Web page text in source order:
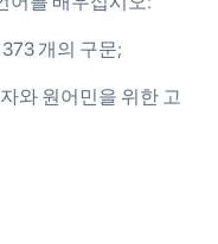
개의 구문;
와 원어민을 위한 고